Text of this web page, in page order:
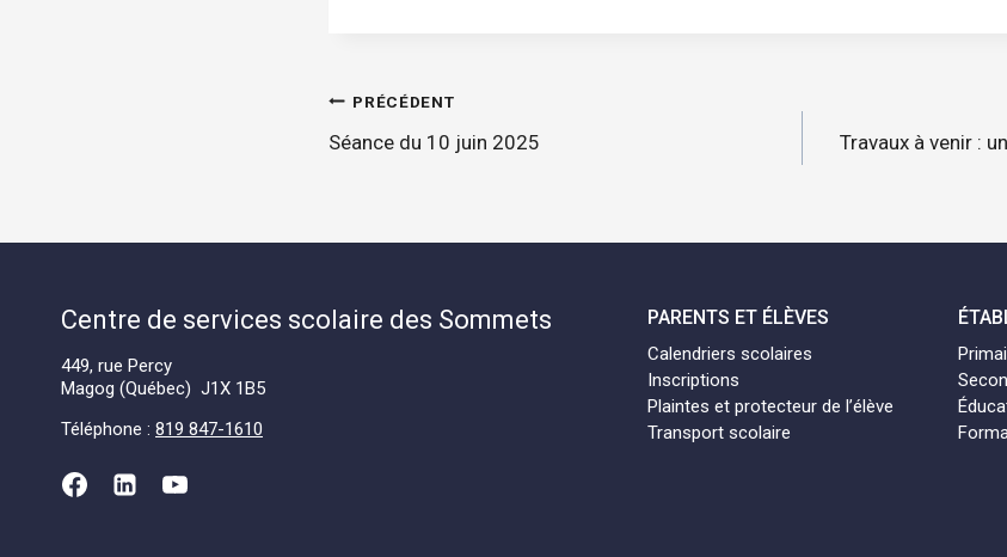
Navigation
l'article
PRÉCÉDENT
Séance du 10 juin 2025
Travaux à venir :
Centre de services scolaire des Sommets
449, rue Percy
Magog (Québec) J1X 1B5
Téléphone : 819 847-1610
PARENTS ET ÉLÈVES
Calendriers scolaires
Inscriptions
Plaintes et protecteur de l’élève
Transport scolaire